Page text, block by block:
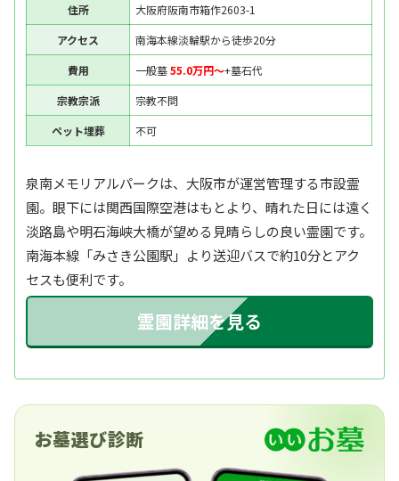
住所
大阪府阪南市箱作2603-1
アクセス
南海本線淡輪駅から徒歩20分
費用
一般墓55.0万円〜+墓石代
宗教宗派
宗教不問
ペット埋葬
不可
泉南メモリアルパークは、大阪市が運営管理する市設霊
園。眼下には関西国際空港はもとより、晴れた日には遠く
淡路島や明石海峡大橋が望める見晴らしの良い霊園です。
南海本線「みさき公園駅」より送迎バスで約10分とアク
セスも便利です。
霊園詳細を見る
お墓選び診断